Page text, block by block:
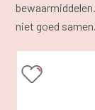
niet goed samen.